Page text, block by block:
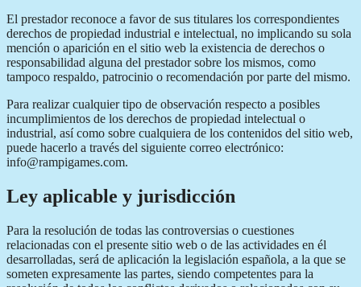
El prestador reconoce a favor de sus titulares los correspondientes
derechos de propiedad industrial e intelectual, no implicando su sola
mención o aparición en el sitio web la existencia de derechos o
responsabilidad alguna del prestador sobre los mismos, como
tampoco respaldo, patrocinio o recomendación por parte del mismo.
Para realizar cualquier tipo de observación respecto a posibles
incumplimientos de los derechos de propiedad intelectual o
industrial, así como sobre cualquiera de los contenidos del sitio web,
puede hacerlo a través del siguiente correo electrónico:
info@rampigames.com.
Ley aplicable y jurisdicción
Para la resolución de todas las controversias o cuestiones
relacionadas con el presente sitio web o de las actividades en él
desarrolladas, será de aplicación la legislación española, a la que se
someten expresamente las partes, siendo competentes para la